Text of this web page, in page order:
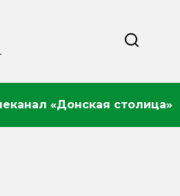
«Донская столица»